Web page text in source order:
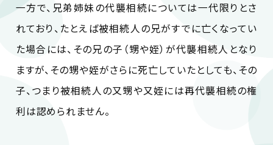
一方で、兄弟姉妹の代襲相続については一代限りとさ
れており、たとえば被相続人の兄がすでに亡くなってい
た場合には、その兄の子（甥や姪）が代襲相続人となり
ますが、その甥や姪がさらに死亡していたとしても、その
子、つまり被相続人の又甥や又姪には再代襲相続の権
利は認められません。